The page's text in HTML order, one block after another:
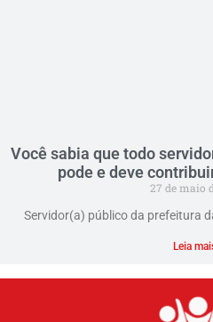
Você sabia que todo
pode e deve
27 de maio
Servidor(a) público da prefeitura
Leia